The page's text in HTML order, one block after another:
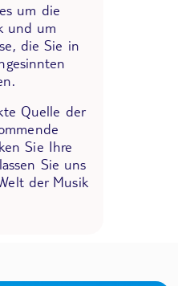
um die
und um
die Sie in
Quelle der
Sie Ihre
Sie uns
der Musik